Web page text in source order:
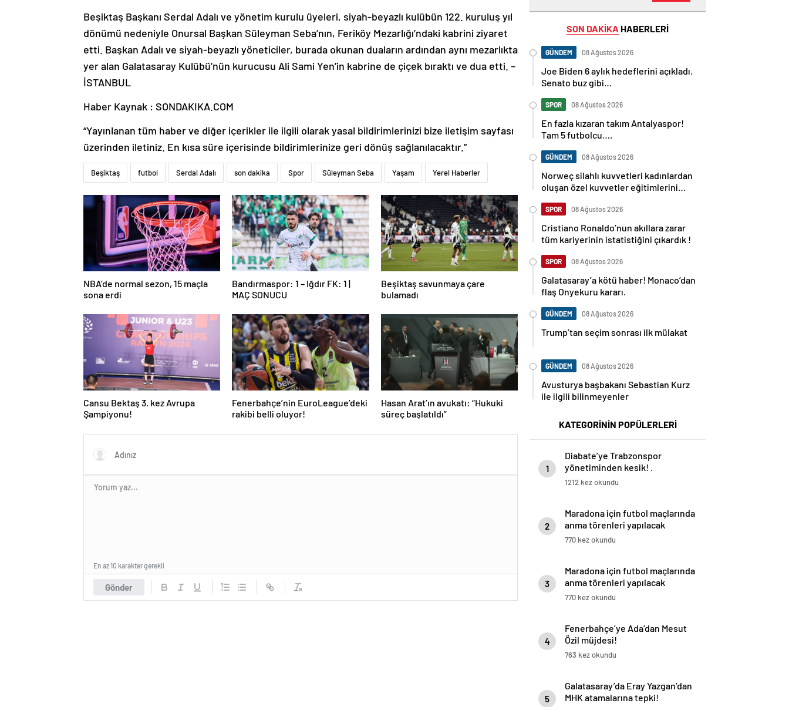
Beşiktaş Başkanı Serdal Adalı ve yönetim kurulu üyeleri, siyah-beyazlı kulübün 122. kuruluş yıl
dönümü nedeniyle Onursal Başkan Süleyman Seba’nın, Feriköy Mezarlığı’ndaki kabrini ziyaret
etti. Başkan Adalı ve siyah-beyazlı yöneticiler, burada okunan duaların ardından aynı mezarlıkta
yer alan Galatasaray Kulübü’nün kurucusu Ali Sami Yen’in kabrine de çiçek bıraktı ve dua etti. –
İSTANBUL
Haber Kaynak : SONDAKIKA.COM
“Yayınlanan tüm haber ve diğer içerikler ile ilgili olarak yasal bildirimlerinizi bize iletişim sayfası
üzerinden iletiniz. En kısa süre içerisinde bildirimlerinize geri dönüş sağlanılacaktır.”
Beşiktaş futbol Serdal Adalı son dakika Spor Süleyman Seba Yaşam Yerel Haberler
NBA’de normal sezon, 15 maçla
sona erdi
Bandırmaspor: 1 – Iğdır FK: 1 |
MAÇ SONUCU
Beşiktaş savunmaya çare
bulamadı
Cansu Bektaş 3. kez Avrupa
Şampiyonu!
Fenerbahçe’nin EuroLeague’deki
rakibi belli oluyor!
Hasan Arat’ın avukatı: “Hukuki
süreç başlatıldı”
Gönder
En az 10 karakter gerekli
SON DAKİKA HABERLERİ
GÜNDEM 08 Ağustos 2026
Joe Biden 6 aylık hedeflerini açıkladı.
Senato buz gibi…
SPOR 08 Ağustos 2026
En fazla kızaran takım Antalyaspor!
Tam 5 futbolcu….
GÜNDEM 08 Ağustos 2026
Norweç silahlı kuvvetleri kadınlardan
oluşan özel kuvvetler eğitimlerini
SPOR 08 Ağustos 2026
Cristiano Ronaldo’nun akıllara zarar
tüm kariyerinin istatistiğini çıkardık !
SPOR 08 Ağustos 2026
Galatasaray’a kötü haber! Monaco’dan
flaş Onyekuru kararı.
GÜNDEM 08 Ağustos 2026
Trump’tan seçim sonrası ilk mülakat
GÜNDEM 08 Ağustos 2026
Avusturya başbakanı Sebastian Kurz
ile ilgili bilinmeyenler
KATEGORİNİN POPÜLERLERİ
1
Diabate’ye Trabzonspor
yönetiminden kesik! .
1212 kez okundu
2
Maradona için futbol maçlarında
anma törenleri yapılacak
770 kez okundu
3
Maradona için futbol maçlarında
anma törenleri yapılacak
770 kez okundu
4
Fenerbahçe’ye Ada’dan Mesut
Özil müjdesi!
763 kez okundu
5
Galatasaray’da Eray Yazgan’dan
MHK atamalarına tepki!